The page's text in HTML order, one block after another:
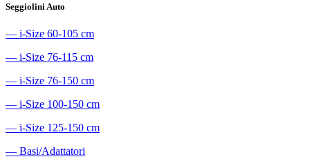
Seggiolini Auto
― i-Size 60-105 cm
― i-Size 76-115 cm
― i-Size 76-150 cm
― i-Size 100-150 cm
― i-Size 125-150 cm
― Basi/Adattatori